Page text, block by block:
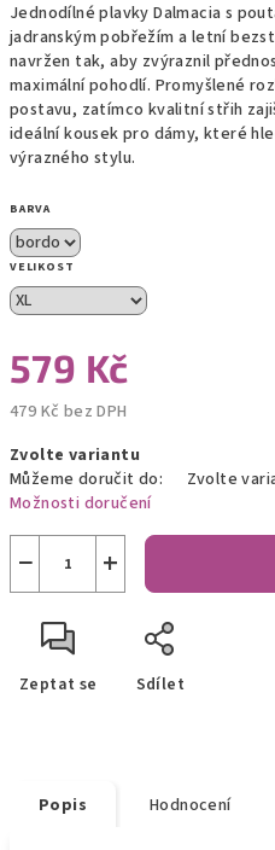
Jednodílné plavky Dalmacia s
jadranským pobřežím a letní
navržen tak, aby zvýraznil
maximální pohodlí. Promyšlené
postavu, zatímco kvalitní střih
ideální kousek pro dámy, které
výrazného stylu.
BARVA
VELIKOST
579 Kč
479 Kč bez DPH
cena:
Zvolte variantu
Můžeme doručit do:
Zvolte
Možnosti doručení
+
−
Zeptat se Sdílet
Popis Hodnocení